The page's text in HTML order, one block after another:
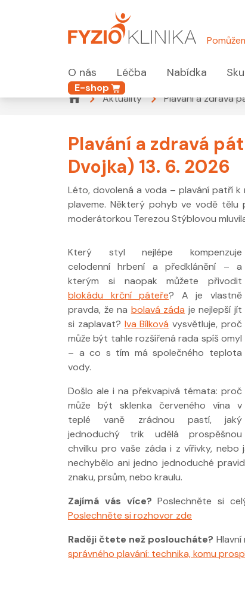
O nás Léčba Nabídka
E-shop
Aktuality
Plavání a zdravá
Plavání a zdravá
Dvojka) 13. 6. 2026
Léto, dovolená a voda – plavání patří k
plaveme. Některý pohyb ve vodě tělu
moderátorkou Terezou Stýblovou
Který styl nejlépe kompenzuje
celodenní hrbení a předklánění – a
kterým si naopak můžete přivodit
blokádu krční páteře? A je vlastně
pravda, že na bolavá záda je nejlepší jít
si zaplavat? Iva Bílková vysvětluje, proč
může být tahle rozšířená rada spíš omyl
– a co s tím má společného teplota
vody.
Došlo ale i na překvapivá témata: proč
může být sklenka červeného vína v
teplé vaně zrádnou pastí, jaký
jednoduchý trik udělá prospěšnou
chvilku pro vaše záda i z vířivky,
nechybělo ani jedno jednoduché
znaku, prsům, nebo kraulu.
Zajímá vás více?Poslechněte si
Poslechněte si rozhovor zde
Raději čtete než posloucháte?
správného plavání: technika, komu
Nabídka